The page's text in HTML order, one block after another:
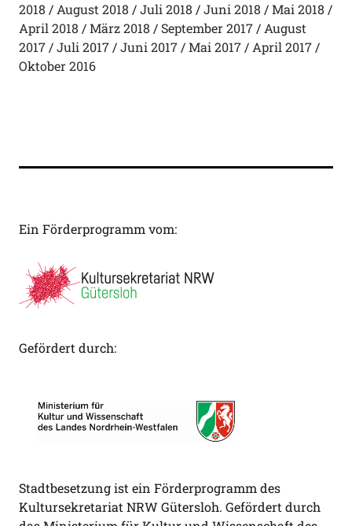
2018
August 2018 Juli 2018 Juni 2018
Mai 2018
April 2018
März 2018 September 2017
August
2017
Juli 2017 Juni 2017 Mai 2017
April 2017
Oktober 2016
Ein Förderprogramm vom:
Gefördert durch:
Stadtbesetzung ist ein Förderprogramm des
Kultursekretariat NRW Gütersloh. Gefördert durch